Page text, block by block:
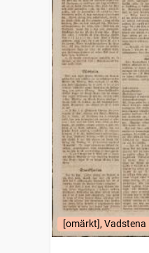
[omärkt], Vadstena